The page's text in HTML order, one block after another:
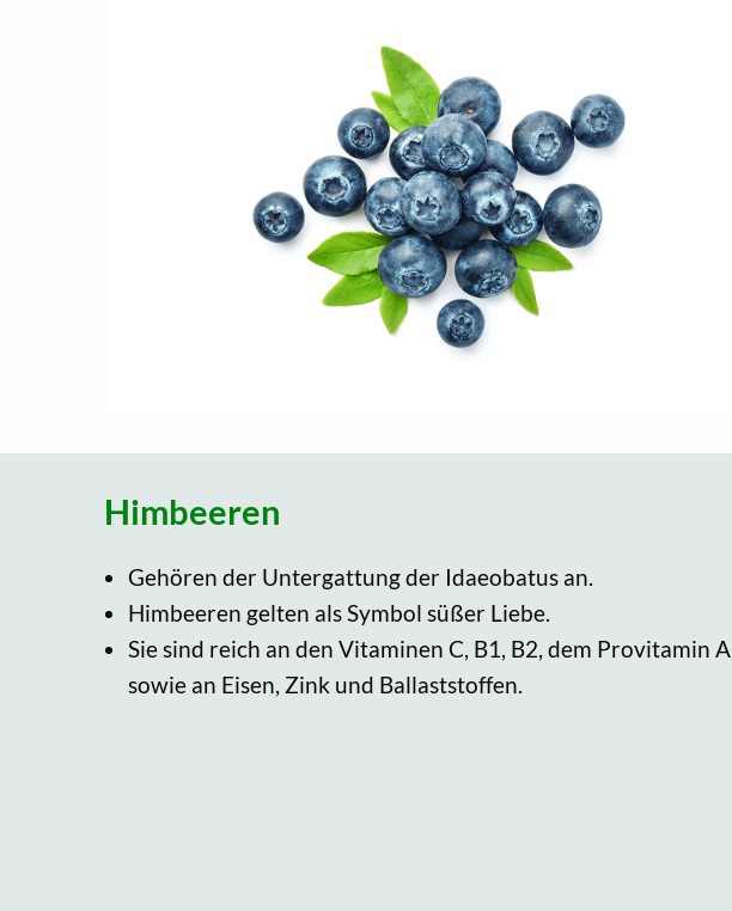
Himbeeren
Gehören der Untergattung der Idaeobatus an.
Himbeeren gelten als Symbol süßer Liebe.
Sie sind reich an den Vitaminen C, B1, B2, dem Provitamin A
sowie an Eisen, Zink und Ballaststoffen.